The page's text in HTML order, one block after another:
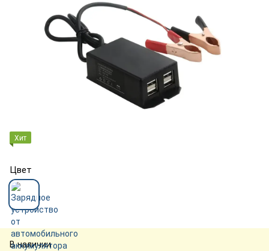
Хит
Цвет
В наличии